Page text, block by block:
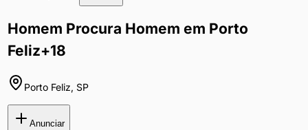
Homem Procura Homem em Porto
Feliz+18
Porto Feliz, SP
Anunciar